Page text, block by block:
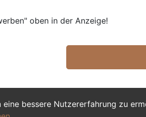
bessere Nutzererfahrung zu
oben in der Anzeige!